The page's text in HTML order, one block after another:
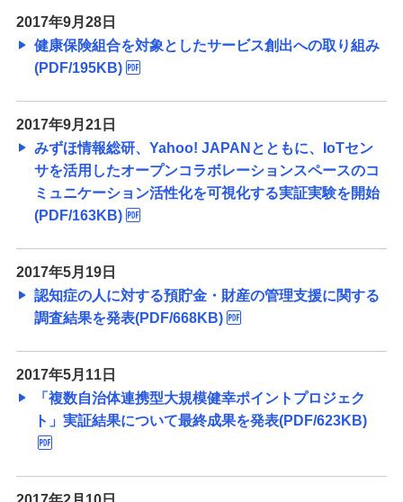
2017年9月28日
健康保険組合を対象としたサービス創出への取り組み
(PDF/195KB)
2017年9月21日
みずほ情報総研、Yahoo! JAPANとともに、IoTセン
サを活用したオープンコラボレーションスペースのコ
ミュニケーション活性化を可視化する実証実験を開始
(PDF/163KB)
2017年5月19日
認知症の人に対する預貯金・財産の管理支援に関する
調査結果を発表(PDF/668KB)
2017年5月11日
「複数自治体連携型大規模健幸ポイントプロジェク
ト」実証結果について最終成果を発表(PDF/623KB)